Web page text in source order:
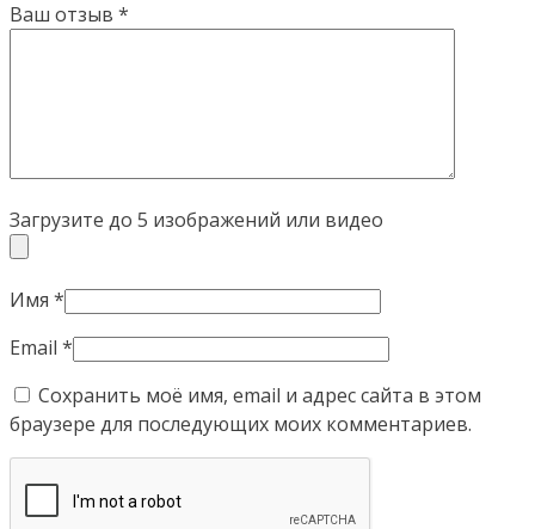
Ваш отзыв *
Загрузите до 5 изображений или видео
Имя *
Email *
Сохранить моё имя, email и адрес сайта в этом
браузере для последующих моих комментариев.